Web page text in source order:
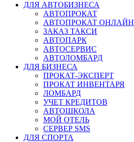
ДЛЯ АВТОБИЗНЕСА
АВТОПРОКАТ
АВТОПРОКАТ ОНЛАЙН
ЗАКАЗ ТАКСИ
АВТОПАРК
АВТОСЕРВИС
АВТОЛОМБАРД
ДЛЯ БИЗНЕСА
ПРОКАТ-ЭКСПЕРТ
ПРОКАТ ИНВЕНТАРЯ
ЛОМБАРД
УЧЕТ КРЕДИТОВ
АВТОШКОЛА
МОЙ ОТЕЛЬ
СЕРВЕР SMS
ДЛЯ СПОРТА